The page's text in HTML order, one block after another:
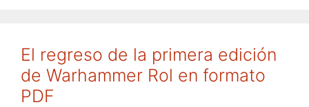
El regreso de la primera edición
de Warhammer Rol en formato
PDF